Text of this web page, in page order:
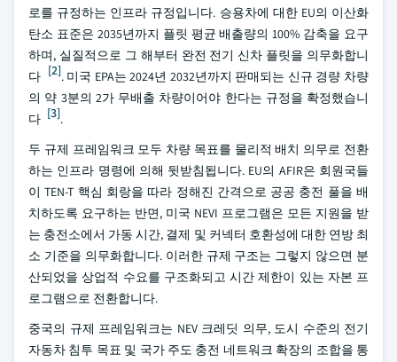
로를 규정하는 인프라 규정입니다. 승용차에 대한 EU의 이산화
탄소 표준은 2035년까지 플릿 평균 배출량의 100% 감축을 요구
하며, 실질적으로 그 해부터 완전 전기 신차 플릿을 의무화합니
다 [2]. 미국 EPA는 2024년 2032년까지 판매되는 신규 경량 차량
의 약 3분의 2가 무배출 차량이어야 한다는 규정을 확정했습니
다 [3].
두 규제 프레임워크 모두 차량 목표를 물리적 배치 의무로 전환
하는 인프라 명령에 의해 뒷받침됩니다. EU의 AFIR은 회원국들
이 TEN-T 핵심 회랑을 따라 정해진 간격으로 공공 충전 풀을 배
치하도록 요구하는 반면, 미국 NEVI 프로그램은 모든 지원을 받
는 충전소에서 가동 시간, 결제 및 커넥터 호환성에 대한 연방 최
소 기준을 의무화합니다. 이러한 규제 구조는 그렇지 않으면 분
산되었을 상업적 수요를 구조화되고 시간 제한이 있는 자본 프
로그램으로 전환합니다.
중국의 규제 프레임워크는 NEV 크레딧 의무, 도시 수준의 전기
자동차 침투 목표 및 국가 주도 충전 네트워크 확장의 조합을 통